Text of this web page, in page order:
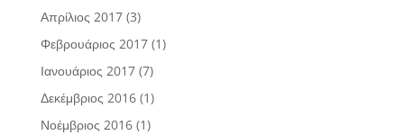
Απρίλιος 2017(3)
Φεβρουάριος 2017(1)
Ιανουάριος 2017(7)
Δεκέμβριος 2016(1)
Νοέμβριος 2016(1)